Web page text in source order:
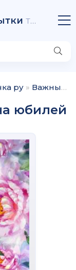
точка ру
ру » Важные даты
юбилей